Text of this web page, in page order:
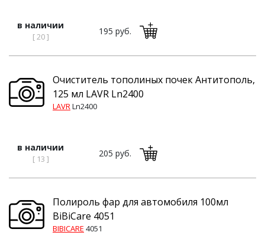
в наличии
[ 20 ]
195 руб.
Очиститель тополиных почек Антитополь,
125 мл LAVR Ln2400
LAVRLn2400
в наличии
[ 13 ]
205 руб.
Полироль фар для автомобиля 100мл
BiBiCare 4051
BIBICARE 4051